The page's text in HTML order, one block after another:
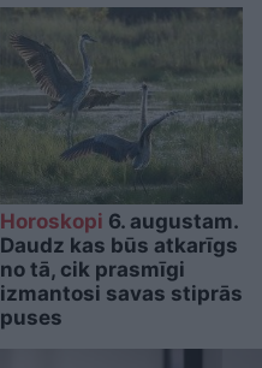
Horoskopi 6. augustam.
Daudz kas būs atkarīgs
no tā, cik prasmīgi
izmantosi savas stiprās
puses